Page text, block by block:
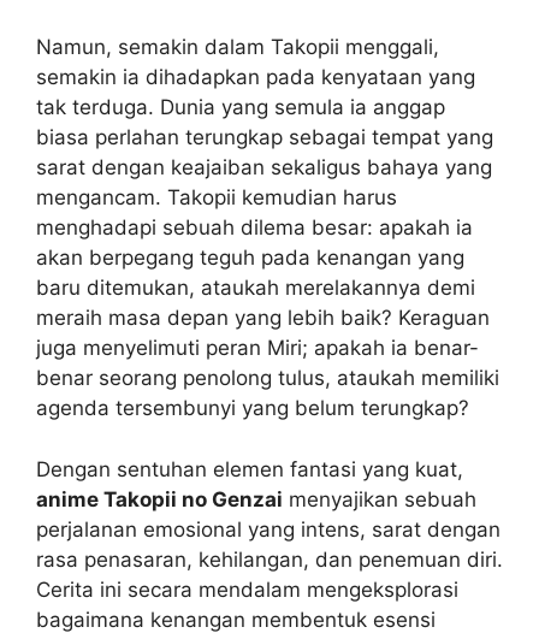
Namun, semakin dalam Takopii menggali,
semakin ia dihadapkan pada kenyataan yang
tak terduga. Dunia yang semula ia anggap
biasa perlahan terungkap sebagai tempat yang
sarat dengan keajaiban sekaligus bahaya yang
mengancam. Takopii kemudian harus
menghadapi sebuah dilema besar: apakah ia
akan berpegang teguh pada kenangan yang
baru ditemukan, ataukah merelakannya demi
meraih masa depan yang lebih baik? Keraguan
juga menyelimuti peran Miri; apakah ia benar-
benar seorang penolong tulus, ataukah memiliki
agenda tersembunyi yang belum terungkap?
Dengan sentuhan elemen fantasi yang kuat,
anime Takopii no Genzai menyajikan sebuah
perjalanan emosional yang intens, sarat dengan
rasa penasaran, kehilangan, dan penemuan diri.
Cerita ini secara mendalam mengeksplorasi
bagaimana kenangan membentuk esensi